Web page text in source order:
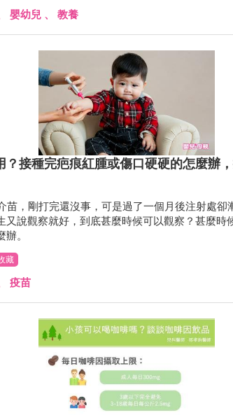
嬰幼兒 、 教養
？接種完疤痕紅腫或傷口硬硬的怎麼辦
苗，剛打完還沒事，可是過了一個月後注射處卻
又說觀察就好，到底甚麼時候可以觀察？甚麼時
。
藏
疫苗